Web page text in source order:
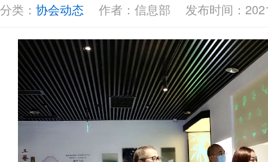
分类： 协会动态 作者：信息部 发布时间：